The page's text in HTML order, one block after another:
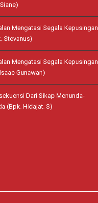
Mengatasi Segala Kepusingan
Stevanus)
Mengatasi Segala Kepusingan
Gunawan)
Dari Sikap Menunda-
(Bpk. Hidajat. S)